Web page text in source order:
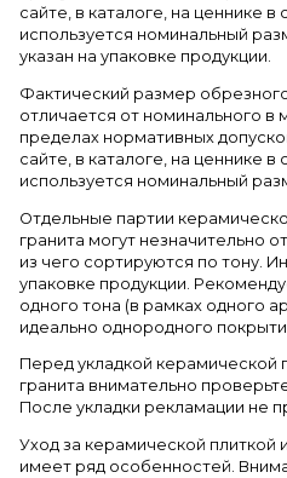
сайте, в каталоге, на ценнике в
используется номинальный
указан на упаковке продукции.
Фактический размер
отличается от номинального в
пределах нормативных
сайте, в каталоге, на ценнике в
используется номинальный
Отдельные партии
гранита могут незначительно
из чего сортируются по тону.
упаковке продукции.
одного тона (в рамках одного
идеально однородного
Перед укладкой керамической
гранита внимательно
После укладки рекламации не
Уход за керамической плиткой
имеет ряд особенностей.